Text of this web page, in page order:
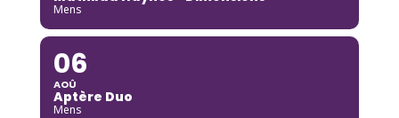
Mens
06
AOÛ
Aptère Duo
Mens